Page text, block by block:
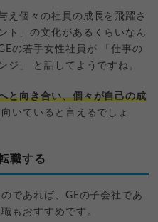
え個々の社員の成長を飛躍さ
ト」の文化があるくらいなん
の若手女性社員が 「仕事の
ジ」 と話してようですね。
と向き合い、個々が自己の成
いていると言えるでしょ
職する
であれば、GEの子会社であ
もおすすめです。